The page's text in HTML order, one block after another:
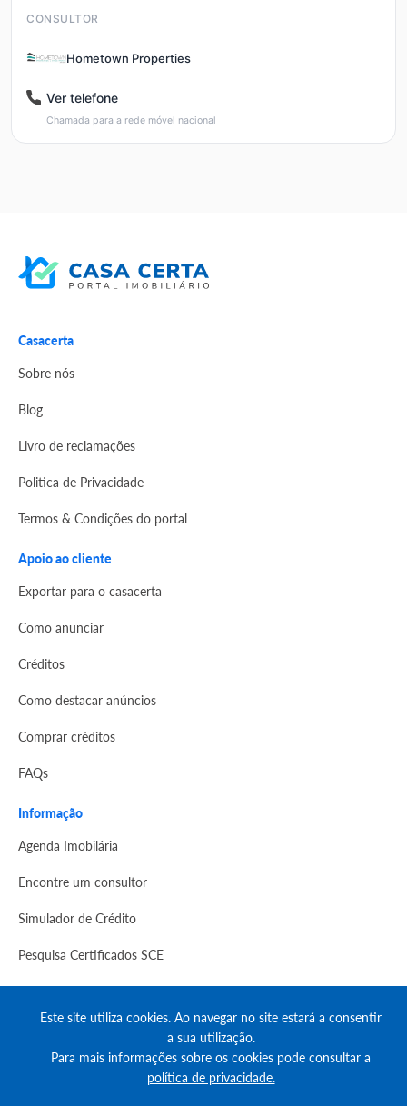
CONSULTOR
Hometown Properties
Ver telefone
Chamada para a rede móvel nacional
Casacerta
Sobre nós
Blog
Livro de reclamações
Politica de Privacidade
Termos & Condições do portal
Apoio ao cliente
Exportar para o casacerta
Como anunciar
Créditos
Como destacar anúncios
Comprar créditos
FAQs
Informação
Agenda Imobilária
Encontre um consultor
Simulador de Crédito
Pesquisa Certificados SCE
Este site utiliza cookies. Ao navegar no site estará a consentir
a sua utilização.
Para mais informações sobre os cookies pode consultar a
política de privacidade.